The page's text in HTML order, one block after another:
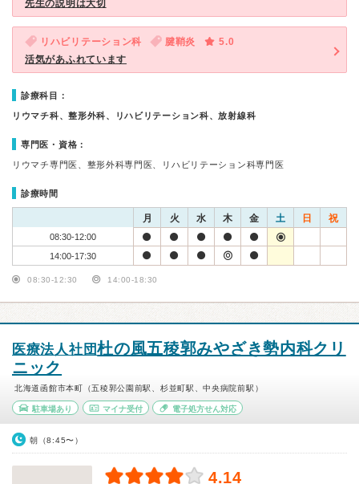
先生の説明は大切
リハビリテーション科 腱鞘炎
5.0
活気があふれています
診療科目：
リウマチ科、整形外科、リハビリテーション科、放射線科
専門医・資格：
リウマチ専門医、整形外科専門医、リハビリテーション科専門医
診療時間
月 火 水 木 金 土 日 祝
08:30-12:00
14:00-17:30
08:30-12:30 14:00-18:30
医療法人社団杜の風五稜郭みやざき勢内科クリ
ニック
北海道函館市本町（五稜郭公園前駅、杉並町駅、中央病院前駅）
駐車場あり マイナ受付 電子処方せん対応
朝（8:45〜）
4.14